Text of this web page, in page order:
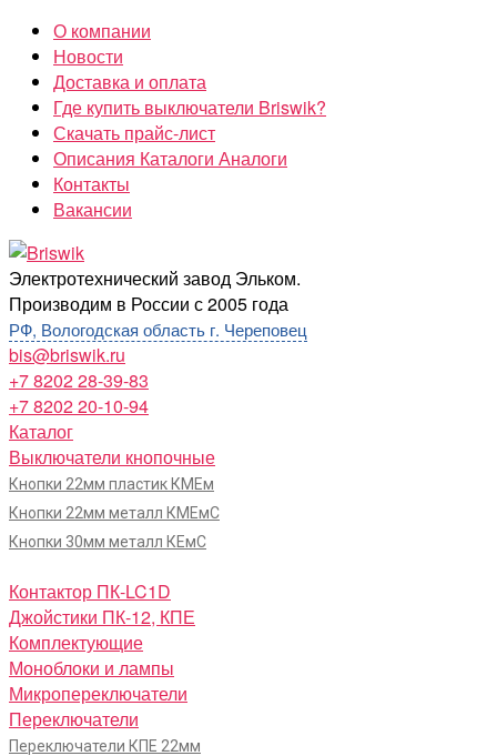
Перейти
содержимому
О компании
Новости
Доставка и оплата
Где купить выключатели Briswik?
Скачать прайс-лист
Описания Каталоги Аналоги
Контакты
Вакансии
Briswik
Электротехнический завод Эльком.
Производим в России с 2005 года
РФ, Вологодская область г. Череповец
bis@briswik.ru
+7 8202 28-39-83
+7 8202 20-10-94
Каталог
Выключатели кнопочные
Кнопки 22мм пластик КМЕм
Кнопки 22мм металл КМЕмС
Кнопки 30мм металл КЕмС
Контактор ПК-LC1D
Джойстики ПК-12, КПЕ
Комплектующие
Моноблоки и лампы
Микропереключатели
Переключатели
Переключатели КПЕ 22мм